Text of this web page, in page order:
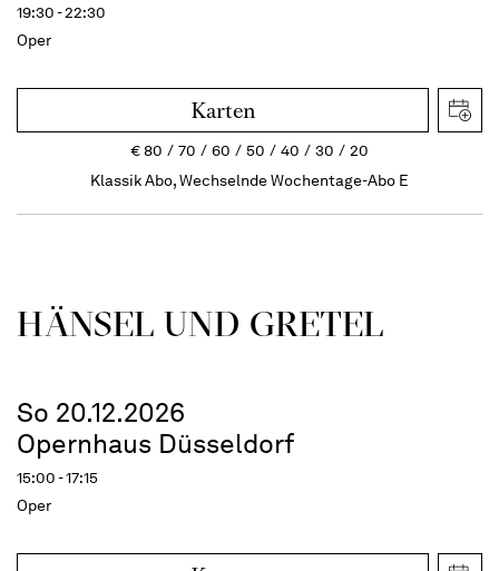
19:30 - 22:30
Oper
Karten
€80 70 60 50 40 30
20
Klassik Abo, Wechselnde Wochentage-Abo E
HÄNSEL UND GRETEL
So 20.12.2026
Opernhaus Düsseldorf
15:00 - 17:15
Oper